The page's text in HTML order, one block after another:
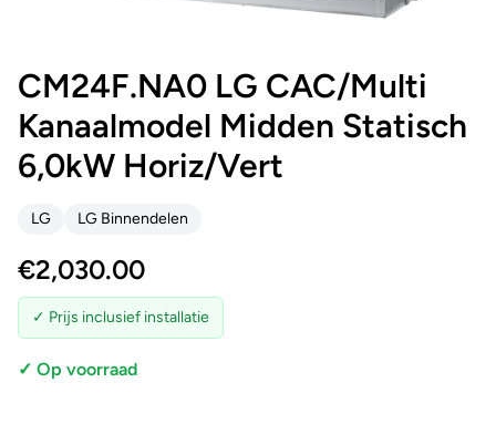
CM24F.NA0 LG CAC/Multi
Kanaalmodel Midden Statisch
6,0kW Horiz/Vert
LG LG Binnendelen
€2,030.00
✓ Prijs inclusief installatie
✓ Op voorraad